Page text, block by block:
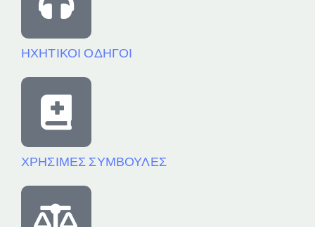
ΗΧΗΤΙΚΟΙ ΟΔΗΓΟΙ
ΧΡΗΣΙΜΕΣ ΣΥΜΒΟΥΛΕΣ